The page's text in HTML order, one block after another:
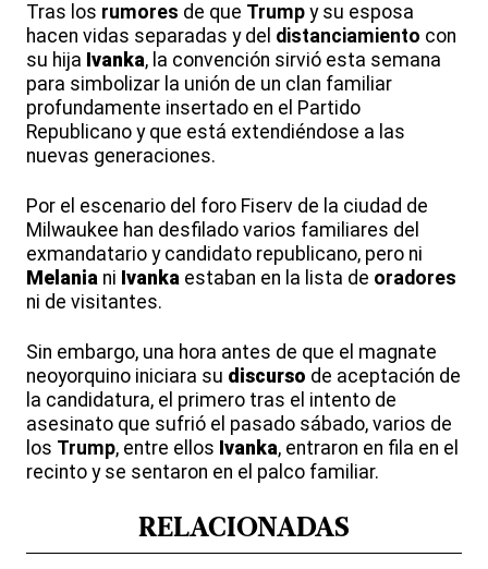
Tras los rumores de que Trump y su esposa
hacen vidas separadas y del distanciamiento con
su hija Ivanka, la convención sirvió esta semana
para simbolizar la unión de un clan familiar
profundamente insertado en el Partido
Republicano y que está extendiéndose a las
nuevas generaciones.
Por el escenario del foro Fiserv de la ciudad de
Milwaukee han desfilado varios familiares del
exmandatario y candidato republicano, pero ni
Melania ni Ivanka estaban en la lista de oradores
ni de visitantes.
Sin embargo, una hora antes de que el magnate
neoyorquino iniciara su discurso de aceptación de
la candidatura, el primero tras el intento de
asesinato que sufrió el pasado sábado, varios de
los Trump, entre ellos Ivanka, entraron en fila en el
recinto y se sentaron en el palco familiar.
RELACIONADAS